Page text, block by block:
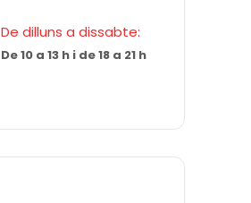
De dilluns a dissabte:
De 10 a 13 h i de 18 a 21 h